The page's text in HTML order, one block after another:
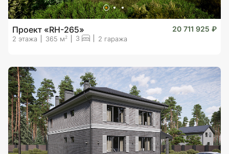
Проект «RH-265» 20 711 925 ₽
2 этажа 365 м 2 3 2 гаража